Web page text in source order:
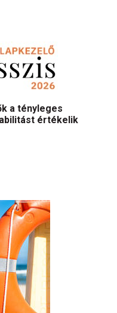
a tényleges
értékelik